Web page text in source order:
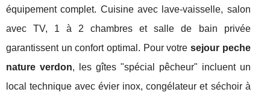
équipement complet. Cuisine avec lave-vaisselle, salon
avec TV, 1 à 2 chambres et salle de bain privée
garantissent un confort optimal. Pour votre sejour peche
nature verdon, les gîtes "spécial pêcheur" incluent un
local technique avec évier inox, congélateur et séchoir à